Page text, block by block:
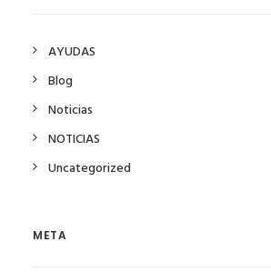
AYUDAS
Blog
Noticias
NOTICIAS
Uncategorized
META